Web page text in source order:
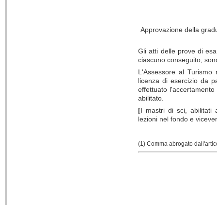
Approvazione della
Gli atti delle prove di
ciascuno conseguito,
L'Assessore al
licenza di esercizio da
effettuato
abilitato.
[I mastri di sci, abilitati
lezioni nel fondo e
(1) Comma abrogato